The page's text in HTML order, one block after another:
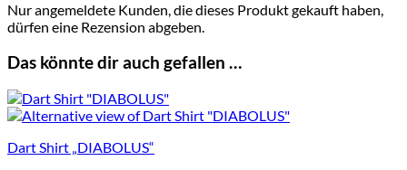
Nur angemeldete Kunden, die dieses Produkt gekauft haben,
dürfen eine Rezension abgeben.
Das könnte dir auch gefallen …
Dart Shirt „DIABOLUS“